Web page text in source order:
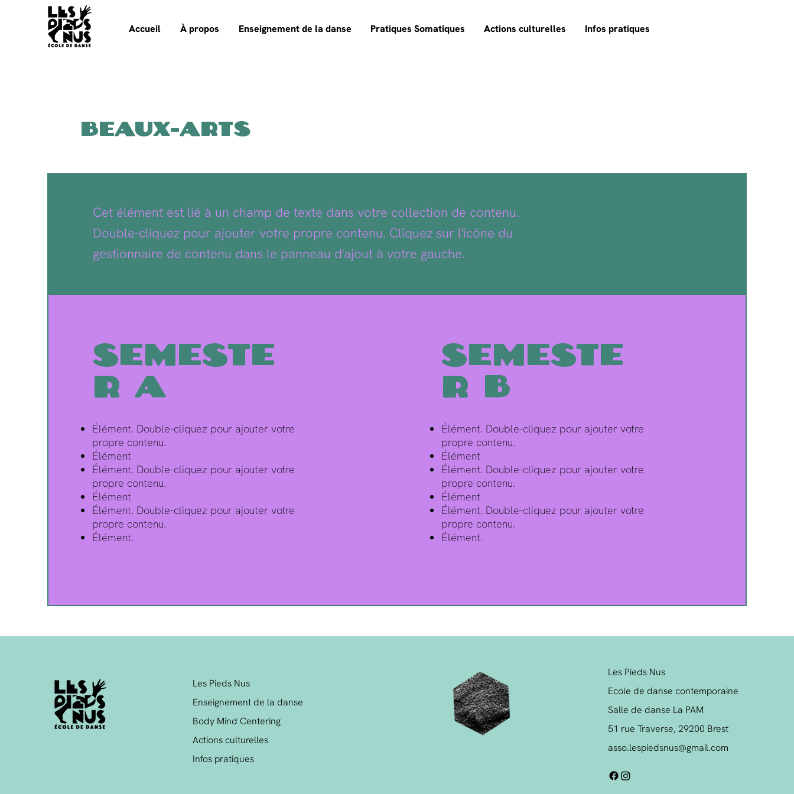
Accueil À propos Enseignement de la danse Pratiques Somatiques Actions culturelles Infos pratiques
Beaux-arts
Cet élément est lié à un champ de texte dans votre collection de contenu.
Double-cliquez pour ajouter votre propre contenu. Cliquez sur l'icône du
gestionnaire de contenu dans le panneau d'ajout à votre gauche.
Semeste
r A
Élément. Double-cliquez pour ajouter votre
propre contenu.
Élément
Élément. Double-cliquez pour ajouter votre
propre contenu.
Élément
Élément. Double-cliquez pour ajouter votre
propre contenu.
Élément.
Semeste
r B
Élément. Double-cliquez pour ajouter votre
propre contenu.
Élément
Élément. Double-cliquez pour ajouter votre
propre contenu.
Élément
Élément. Double-cliquez pour ajouter votre
propre contenu.
Élément.
Les Pieds Nus
Enseignement de la danse
Body Mind Centering
Actions culturelles
Infos pratiques
Les Pieds Nus
Ecole de danse contemporaine
Salle de danse La PAM
51 rue Traverse, 29200 Brest
asso.lespiedsnus@gmail.com